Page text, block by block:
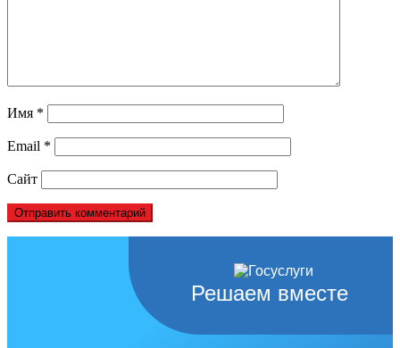
Имя *
Email *
Сайт
Решаем вместе